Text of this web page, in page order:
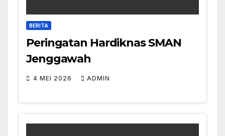
BERITA
Peringatan Hardiknas SMAN
Jenggawah
4 MEI 2026 ADMIN